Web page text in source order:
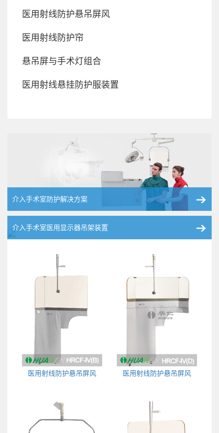
医用射线防护悬吊屏风
医用射线防护帘
悬吊屏与手术灯组合
医用射线悬挂防护服装置
介入手术室防护解决方案
介入手术室医用显示器吊架装置
医用射线防护悬吊屏风 医用射线防护悬吊屏风